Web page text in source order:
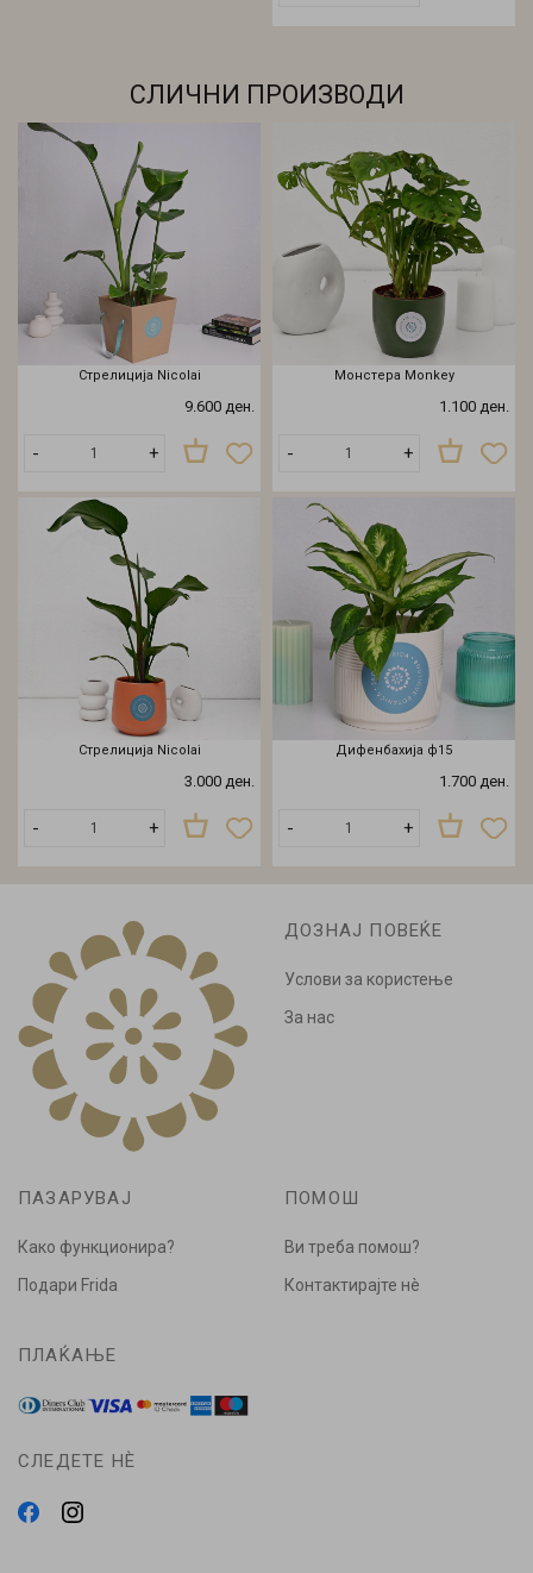
СЛИЧНИ ПРОИЗВОДИ
Стрелиција Nicolai
9.600 ден.
- +
Монстера Monkey
1.100 ден.
- +
Стрелиција Nicolai
3.000 ден.
- +
Дифенбахија ф15
1.700 ден.
- +
ДОЗНАЈ ПОВЕЌЕ
Услови за користење
За нас
ПАЗАРУВАЈ
Како функционира?
Подари Frida
ПОМОШ
Ви треба помош?
Контактирајте нè
ПЛАЌАЊЕ
СЛЕДЕТЕ НÈ